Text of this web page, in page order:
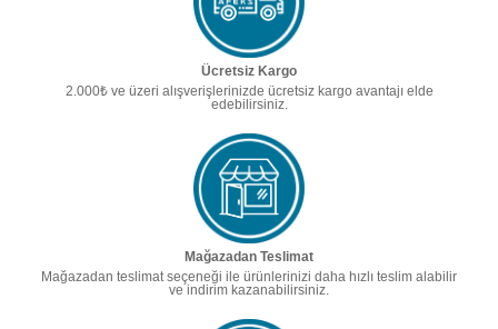
Ücretsiz Kargo
2.000₺ ve üzeri alışverişlerinizde ücretsiz kargo avantajı elde
edebilirsiniz.
Mağazadan Teslimat
Mağazadan teslimat seçeneği ile ürünlerinizi daha hızlı teslim alabilir
ve indirim kazanabilirsiniz.